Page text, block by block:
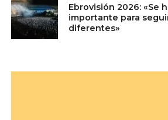
Ebrovisión 2026: «Se
importante para
diferentes»